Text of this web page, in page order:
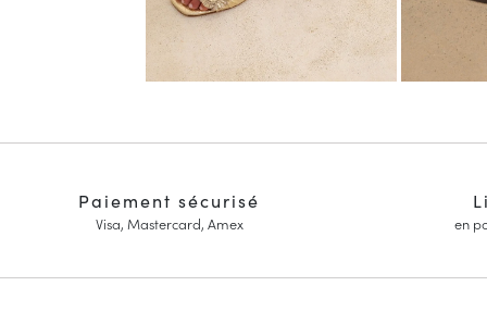
en
Paiement sécurisé
Visa, Mastercard, Amex